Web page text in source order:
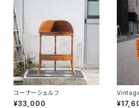
コーナーシェルフ
¥33,000